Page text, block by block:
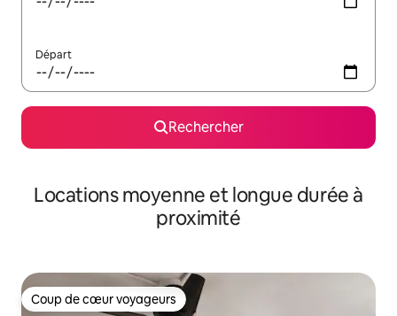
Départ
Rechercher
Locations moyenne et longue durée à
proximité
Coup de cœur voyageurs
Coup de cœur voyageurs